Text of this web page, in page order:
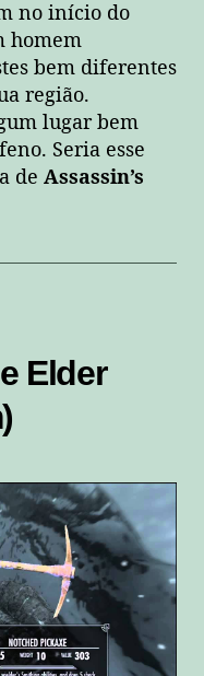
no início do
homem
bem diferentes
região.
lugar bem
Seria esse
de Assassin’s
Elder